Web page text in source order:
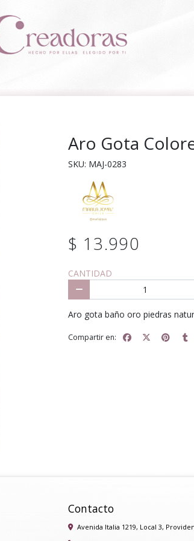
Aro Gota
SKU: MAJ-0283
$ 13.990
CANTIDAD
Aro gota baño oro piedras
Compartir en:
Contacto
Avenida Italia 1219, Local 3,